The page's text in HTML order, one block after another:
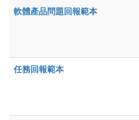
軟體產品問題回報範本
任務回報範本